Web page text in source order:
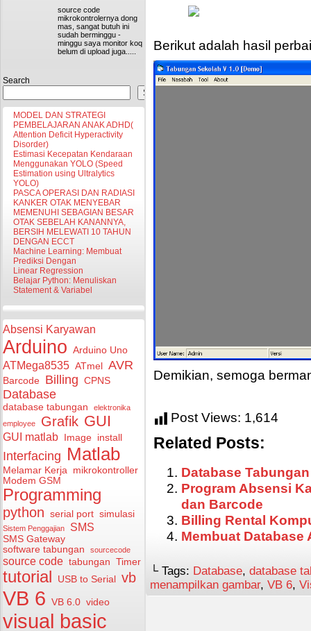
source code
mikrokontrolernya dong
mas, sangat butuh ini
sudah berminggu -
minggu saya monitor koq
belum di upload juga.....
Search
Search
MODEL DAN STRATEGI
PEMBELAJARAN ANAK ADHD(
Attention Deficit Hyperactivity
Disorder)
Estimasi Kecepatan Kendaraan
Menggunakan YOLO (Speed
Estimation using Ultralytics
YOLO)
PASCA OPERASI DAN RADIASI
KANKER OTAK MENYEBAR
MEMENUHI SEBAGIAN BESAR
OTAK SEBELAH KANANNYA,
BERSIH MELEWATI 10 TAHUN
DENGAN ECCT
Machine Learning: Membuat
Prediksi Dengan
Linear Regression
Belajar Python: Menuliskan
Statement & Variabel
Absensi Karyawan
Arduino Arduino Uno
ATMega8535 ATmel AVR
Barcode Billing CPNS
Database
database tabungan
elektronika
employee
Grafik GUI
GUI matlab Image install
Interfacing Matlab
Melamar Kerja mikrokontroller
Modem GSM
Programming
python serial port simulasi
Sistem Penggajian SMS
SMS Gateway
software tabungan
sourcecode
source code tabungan Timer
tutorial USB to Serial vb
VB 6 VB 6.0 video
visual basic
Berikut adalah hasil
Demikian, semoga
Post Views: 1,614
Related Posts:
Database
Program Absensi
dan Barcode
Billing Rental
Membuat Database
└ Tags: Database, database
menampilkan gambar, VB 6,